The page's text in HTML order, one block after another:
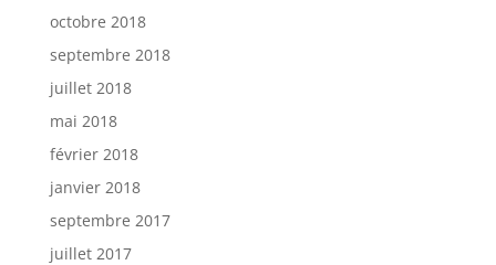
octobre 2018
septembre 2018
juillet 2018
mai 2018
février 2018
janvier 2018
septembre 2017
juillet 2017